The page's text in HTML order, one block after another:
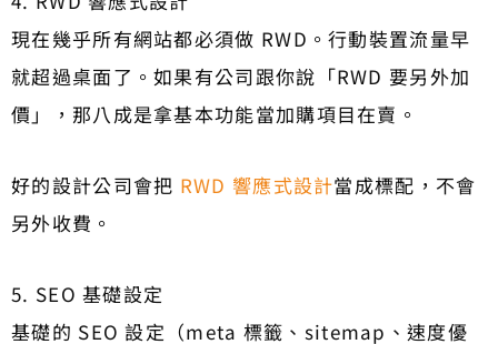
現在幾乎所有網站都必須做 RWD。行動裝置流量早
就超過桌面了。如果有公司跟你說「RWD 要另外加
價」，那八成是拿基本功能當加購項目在賣。
好的設計公司會把 RWD 響應式設計當成標配，不會
另外收費。
5. SEO 基礎設定
基礎的 SEO 設定（meta 標籤、sitemap、速度優